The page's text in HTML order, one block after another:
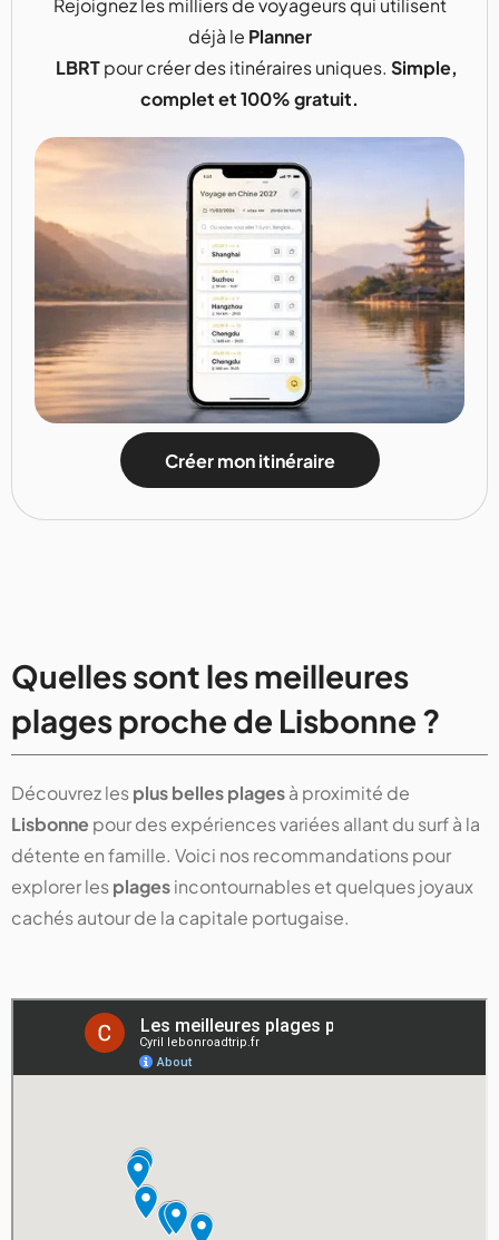
Rejoignez les milliers de voyageurs qui utilisent
déjà le Planner
LBRTpour créer des itinéraires uniques. Simple,
complet et 100% gratuit.
Créer mon itinéraire
Quelles sont les meilleures
plages proche de Lisbonne ?
Découvrez lesplus belles plagesà proximité de
Lisbonnepour des expériences variées allant du surf à la
détente en famille. Voici nos recommandations pour
explorer lesplagesincontournables et quelques joyaux
cachés autour de la capitale portugaise.